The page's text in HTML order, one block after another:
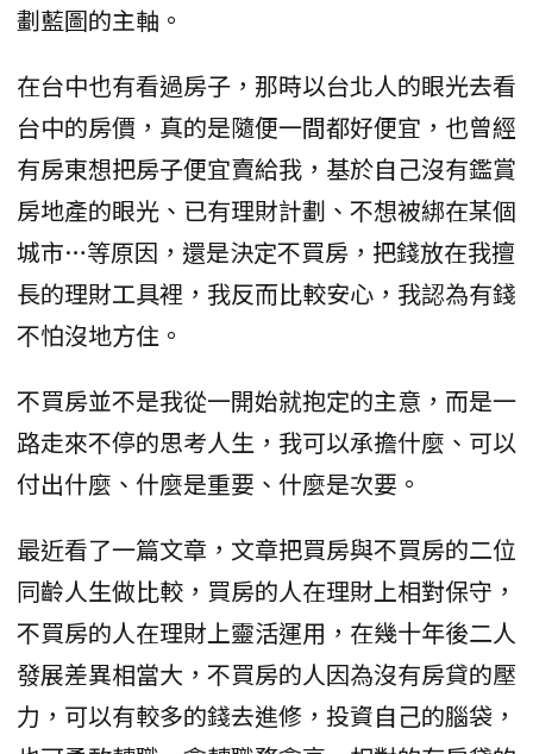
劃藍圖的主軸。
在台中也有看過房子，那時以台北人的眼光去看
台中的房價，真的是隨便一間都好便宜，也曾經
有房東想把房子便宜賣給我，基於自己沒有鑑賞
房地產的眼光、已有理財計劃、不想被綁在某個
城市…等原因，還是決定不買房，把錢放在我擅
長的理財工具裡，我反而比較安心，我認為有錢
不怕沒地方住。
不買房並不是我從一開始就抱定的主意，而是一
路走來不停的思考人生，我可以承擔什麼、可以
付出什麼、什麼是重要、什麼是次要。
最近看了一篇文章，文章把買房與不買房的二位
同齡人生做比較，買房的人在理財上相對保守，
不買房的人在理財上靈活運用，在幾十年後二人
發展差異相當大，不買房的人因為沒有房貸的壓
力，可以有較多的錢去進修，投資自己的腦袋，